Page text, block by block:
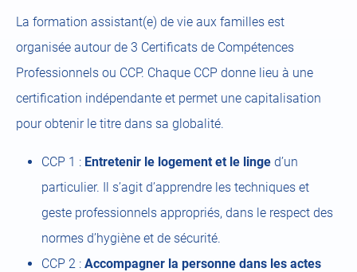
La formation assistant(e) de vie aux familles est
organisée autour de 3 Certificats de Compétences
Professionnels ou CCP. Chaque CCP donne lieu à une
certification indépendante et permet une capitalisation
pour obtenir le titre dans sa globalité.
CCP 1 : Entretenir le logement et le linge d’un
particulier. Il s’agit d’apprendre les techniques et
geste professionnels appropriés, dans le respect des
normes d’hygiène et de sécurité.
CCP 2 : Accompagner la personne dans les actes